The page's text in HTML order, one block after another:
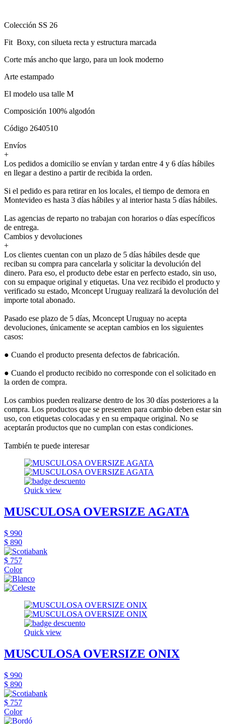
Colección SS 26
Fit Boxy, con silueta recta y estructura marcada
Corte más ancho que largo, para un look moderno
Arte estampado
El modelo usa talle M
Composición 100% algodón
Código 2640510
Envíos
+
Los pedidos a domicilio se envían y tardan entre 4 y 6 días hábiles
en llegar a destino a partir de recibida la orden.
Si el pedido es para retirar en los locales, el tiempo de demora en
Montevideo es hasta 3 días hábiles y al interior hasta 5 días hábiles.
Las agencias de reparto no trabajan con horarios o días específicos
de entrega.
Cambios y devoluciones
+
Los clientes cuentan con un plazo de 5 días hábiles desde que
reciban su compra para cancelarla y solicitar la devolución del
dinero. Para eso, el producto debe estar en perfecto estado, sin uso,
con su empaque original y etiquetas. Una vez recibido el producto y
verificado su estado, Mconcept Uruguay realizará la devolución del
importe total abonado.
Pasado ese plazo de 5 días, Mconcept Uruguay no acepta
devoluciones, únicamente se aceptan cambios en los siguientes
casos:
● Cuando el producto presenta defectos de fabricación.
● Cuando el producto recibido no corresponde con el solicitado en
la orden de compra.
Los cambios pueden realizarse dentro de los 30 días posteriores a la
compra. Los productos que se presenten para cambio deben estar sin
uso, con etiquetas colocadas y en su empaque original. No se
aceptarán productos que no cumplan con estas condiciones.
También te puede interesar
Quick view
MUSCULOSA OVERSIZE AGATA
$ 990
$ 890
$ 757
Color
Quick view
MUSCULOSA OVERSIZE ONIX
$ 990
$ 890
$ 757
Color